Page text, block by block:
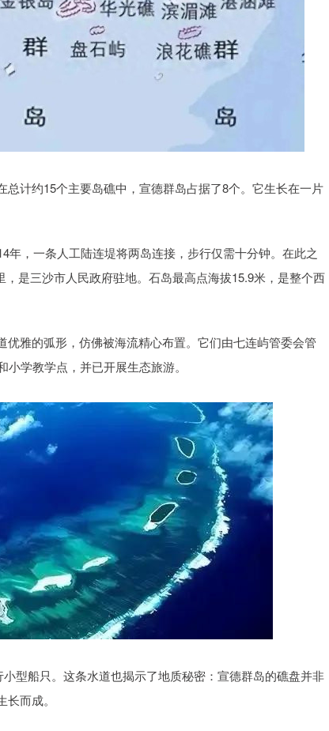
计约15个主要岛礁中，宣德群岛占据了8个。它生长在一片
，一条人工陆连堤将两岛连接，步行仅需十分钟。在此之
是三沙市人民政府驻地。石岛最高点海拔15.9米，是整个西
雅的弧形，仿佛被海流精心布置。它们由七连屿管委会管
学教学点，并已开展生态旅游。
型船只。这条水道也揭示了地质秘密：宣德群岛的礁盘并非
而成。